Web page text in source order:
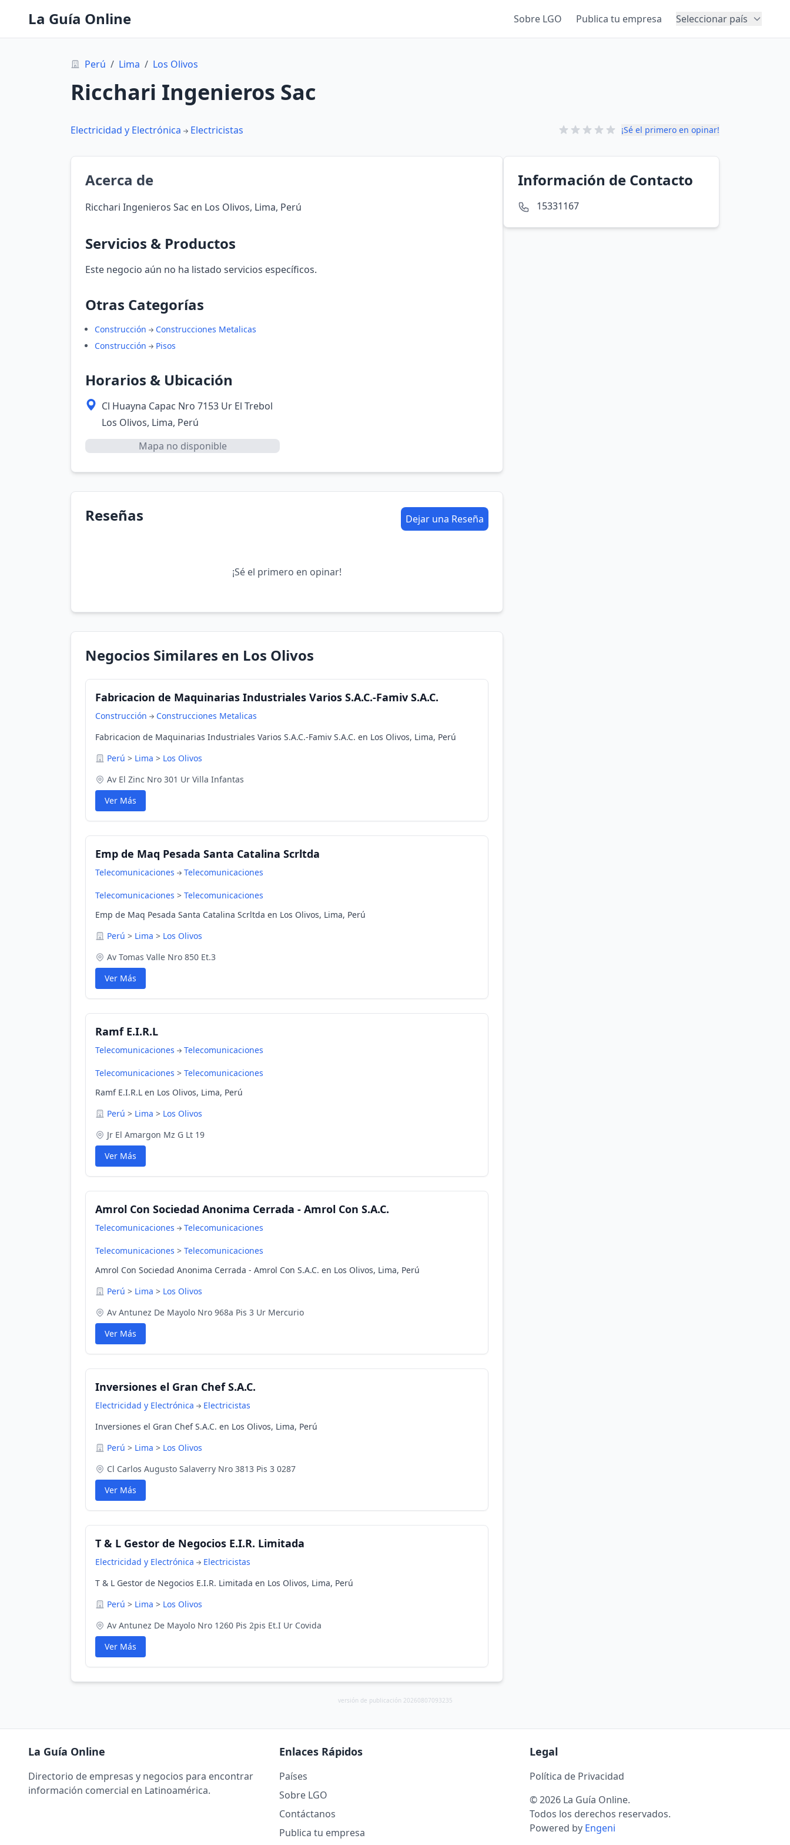
La Guía Online Sobre LGO Publica tu empresa Seleccionar país
Perú / Lima / Los Olivos
Ricchari Ingenieros Sac
Electricidad y Electrónica Electricistas ¡Sé el primero en opinar!
Acerca de
Ricchari Ingenieros Sac en Los Olivos, Lima, Perú
Servicios & Productos
Este negocio aún no ha listado servicios específicos.
Otras Categorías
Construcción
Construcciones Metalicas
Construcción
Pisos
Horarios & Ubicación
Cl Huayna Capac Nro 7153 Ur El Trebol
Los Olivos, Lima, Perú
Mapa no disponible
Reseñas Dejar una Reseña
¡Sé el primero en opinar!
Negocios Similares en Los Olivos
Fabricacion de Maquinarias Industriales Varios S.A.C.-Famiv S.A.C.
Construcción
Construcciones Metalicas
Fabricacion de Maquinarias Industriales Varios S.A.C.-Famiv S.A.C. en Los Olivos, Lima, Perú
Perú > Lima > Los Olivos
Av El Zinc Nro 301 Ur Villa Infantas
Ver Más
Emp de Maq Pesada Santa Catalina Scrltda
Telecomunicaciones Telecomunicaciones
Telecomunicaciones > Telecomunicaciones
Emp de Maq Pesada Santa Catalina Scrltda en Los Olivos, Lima, Perú
Perú > Lima > Los Olivos
Av Tomas Valle Nro 850 Et.3
Ver Más
Ramf E.I.R.L
Telecomunicaciones Telecomunicaciones
Telecomunicaciones > Telecomunicaciones
Ramf E.I.R.L en Los Olivos, Lima, Perú
Perú > Lima > Los Olivos
Jr El Amargon Mz G Lt 19
Ver Más
Amrol Con Sociedad Anonima Cerrada - Amrol Con S.A.C.
Telecomunicaciones Telecomunicaciones
Telecomunicaciones > Telecomunicaciones
Amrol Con Sociedad Anonima Cerrada - Amrol Con S.A.C. en Los Olivos, Lima, Perú
Perú > Lima > Los Olivos
Av Antunez De Mayolo Nro 968a Pis 3 Ur Mercurio
Ver Más
Inversiones el Gran Chef S.A.C.
Electricidad y Electrónica
Electricistas
Inversiones el Gran Chef S.A.C. en Los Olivos, Lima, Perú
Perú > Lima > Los Olivos
Cl Carlos Augusto Salaverry Nro 3813 Pis 3 0287
Ver Más
T & L Gestor de Negocios E.I.R. Limitada
Electricidad y Electrónica
Electricistas
T & L Gestor de Negocios E.I.R. Limitada en Los Olivos, Lima, Perú
Perú > Lima > Los Olivos
Av Antunez De Mayolo Nro 1260 Pis 2pis Et.I Ur Covida
Ver Más
Información de Contacto
15331167
versión de publicación 20260807093235
La Guía Online
Directorio de empresas y negocios para encontrar
información comercial en Latinoamérica.
Enlaces Rápidos
Países
Sobre LGO
Contáctanos
Publica tu empresa
Legal
Política de Privacidad
© 2026 La Guía Online.
Todos los derechos reservados.
Powered by Engeni